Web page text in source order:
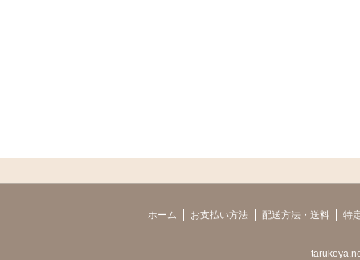
ホーム お支払い方法 配送方法・送料 特